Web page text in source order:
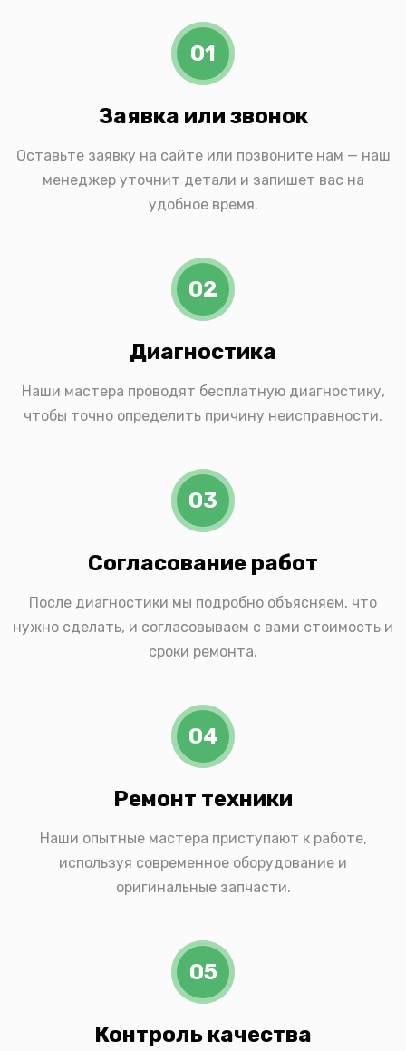
01
Заявка или звонок
Оставьте заявку на сайте или позвоните нам — наш
менеджер уточнит детали и запишет вас на
удобное время.
02
Диагностика
Наши мастера проводят бесплатную диагностику,
чтобы точно определить причину неисправности.
03
Согласование работ
После диагностики мы подробно объясняем, что
нужно сделать, и согласовываем с вами стоимость и
сроки ремонта.
04
Ремонт техники
Наши опытные мастера приступают к работе,
используя современное оборудование и
оригинальные запчасти.
05
Контроль качества